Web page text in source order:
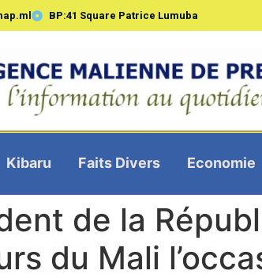
BP:41 Square Patrice Lumuba
Kibaru Faits Divers Economie
de la
du Mali